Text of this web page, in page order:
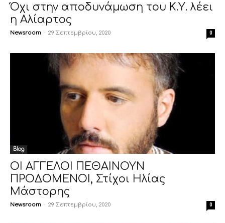
Όχι στην αποδυνάμωση του Κ.Υ. λέει
η Αλίαρτος
Newsroom - 29 Σεπτεμβρίου, 2020 0
Blog
ΟΙ ΑΓΓΕΛΟΙ ΠΕΘΑΙΝΟΥΝ
ΠΡΟΔΟΜΕΝΟΙ, Στίχοι Ηλίας
Μάστορης
Newsroom - 29 Σεπτεμβρίου, 2020 0